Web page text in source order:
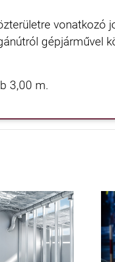
vonatkozó
gépjárművel
3,00 m.